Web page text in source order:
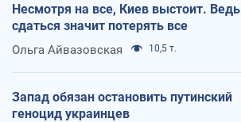
Несмотря на все, Киев выстоит. Ведь
сдаться значит потерять все
Ольга Айвазовская 10,5 т.
Запад обязан остановить путинский
геноцид украинцев